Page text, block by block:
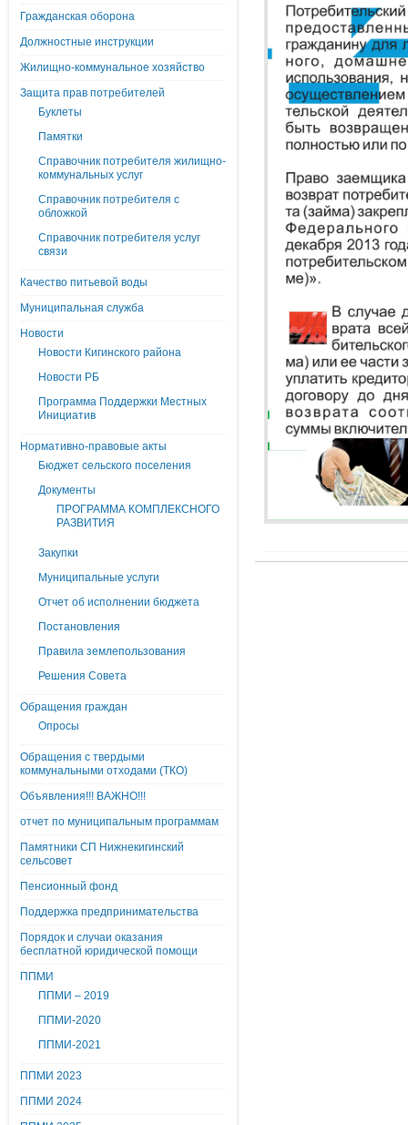
Гражданская оборона
Должностные инструкции
Жилищно-коммунальное хозяйство
Защита прав потребителей
Буклеты
Памятки
Справочник потребителя жилищно-
коммунальных услуг
Справочник потребителя с
обложкой
Справочник потребителя услуг
связи
Качество питьевой воды
Муниципальная служба
Новости
Новости Кигинского района
Новости РБ
Программа Поддержки Местных
Инициатив
Нормативно-правовые акты
Бюджет сельского поселения
Документы
ПРОГРАММА КОМПЛЕКСНОГО
РАЗВИТИЯ
Закупки
Муниципальные услуги
Отчет об исполнении бюджета
Постановления
Правила землепользования
Решения Совета
Обращения граждан
Опросы
Обращения с твердыми
коммунальными отходами (ТКО)
Объявления!!! ВАЖНО!!!
отчет по муниципальным программам
Памятники СП Нижнекигинский
сельсовет
Пенсионный фонд
Поддержка предпринимательства
Порядок и случаи оказания
бесплатной юридической помощи
ППМИ
ППМИ – 2019
ППМИ-2020
ППМИ-2021
ППМИ 2023
ППМИ 2024